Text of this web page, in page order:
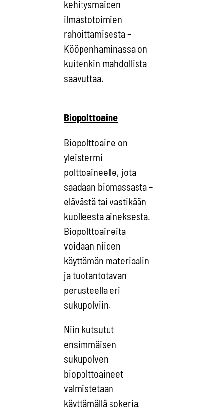
kehitysmaiden
ilmastotoimien
rahoittamisesta –
Kööpenhaminassa on
kuitenkin mahdollista
saavuttaa.
Biopolttoaine
Biopolttoaine on
yleistermi
polttoaineelle, jota
saadaan biomassasta –
elävästä tai vastikään
kuolleesta aineksesta.
Biopolttoaineita
voidaan niiden
käyttämän materiaalin
ja tuotantotavan
perusteella eri
sukupolviin.
Niin kutsutut
ensimmäisen
sukupolven
biopolttoaineet
valmistetaan
käyttämällä sokeria,